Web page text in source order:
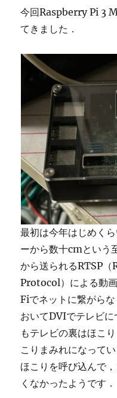
今回Raspberry Pi 3
てきました．
最初は今年はじめく
ーから数十cmという
から送られるRTSP
Protocol）による動
Fiでネットに繋がら
おいてDVIでテレビ
もテレビの裏はほこ
こりまみれになって
ほこりを呼び込んで
くなかったようです．